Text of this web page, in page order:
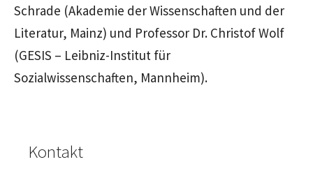
Schrade (Akademie der Wissenschaften und der
Literatur, Mainz) und Professor Dr. Christof Wolf
(GESIS – Leibniz-Institut für
Sozialwissenschaften, Mannheim).
Kontakt